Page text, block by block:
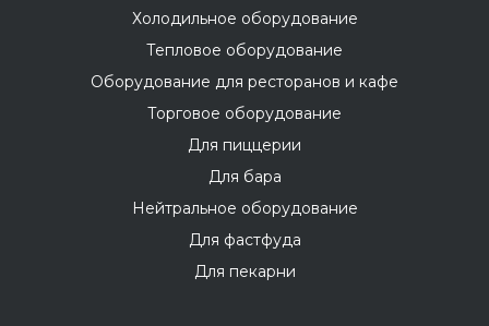
Холодильное оборудование
Тепловое оборудование
Оборудование для ресторанов и кафе
Торговое оборудование
Для пиццерии
Для бара
Нейтральное оборудование
Для фастфуда
Для пекарни